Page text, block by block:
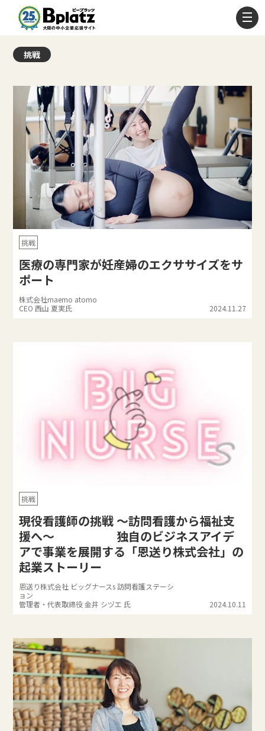
挑戦
挑戦
医療の専門家が妊産婦のエクササイズをサ
ポート
株式会社maemo atomo
CEO 西山 夏実氏
2024.11.27
挑戦
現役看護師の挑戦 ～訪問看護から福祉支
援へ～ 独自のビジネスアイデ
アで事業を展開する「恩送り株式会社」の
起業ストーリー
恩送り株式会社 ビッグナースs 訪問看護ステーシ
ョン
管理者・代表取締役 金井 シヅエ 氏
2024.10.11